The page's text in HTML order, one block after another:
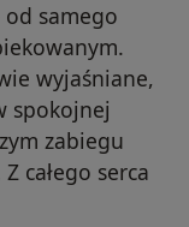
samego
wyjaśniane,
spokojnej
zabiegu
całego serca